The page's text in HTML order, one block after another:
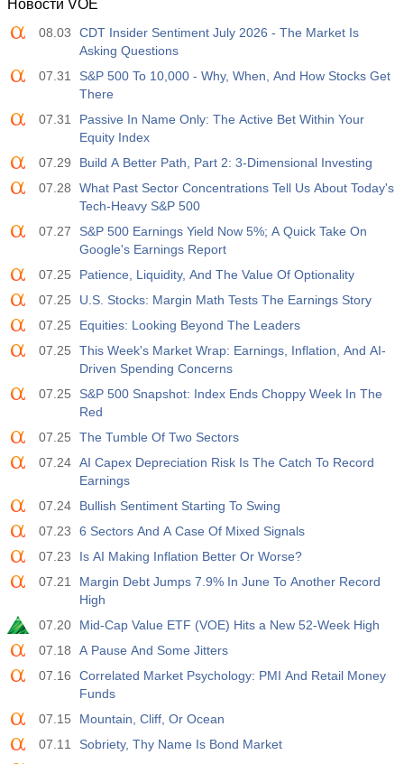
Новости VOE
08.03
CDT Insider Sentiment July 2026 - The Market Is
Asking Questions
07.31
S&P 500 To 10,000 - Why, When, And How Stocks Get
There
07.31
Passive In Name Only: The Active Bet Within Your
Equity Index
07.29
Build A Better Path, Part 2: 3-Dimensional Investing
07.28
What Past Sector Concentrations Tell Us About Today's
Tech-Heavy S&P 500
07.27
S&P 500 Earnings Yield Now 5%; A Quick Take On
Google's Earnings Report
07.25
Patience, Liquidity, And The Value Of Optionality
07.25
U.S. Stocks: Margin Math Tests The Earnings Story
07.25
Equities: Looking Beyond The Leaders
07.25
This Week's Market Wrap: Earnings, Inflation, And AI-
Driven Spending Concerns
07.25
S&P 500 Snapshot: Index Ends Choppy Week In The
Red
07.25
The Tumble Of Two Sectors
07.24 AI Capex Depreciation Risk Is The Catch To Record
Earnings
07.24
Bullish Sentiment Starting To Swing
07.23
6 Sectors And A Case Of Mixed Signals
07.23
Is AI Making Inflation Better Or Worse?
07.21
Margin Debt Jumps 7.9% In June To Another Record
High
07.20
Mid-Cap Value ETF (VOE) Hits a New 52-Week High
07.18
A Pause And Some Jitters
07.16
Correlated Market Psychology: PMI And Retail Money
Funds
07.15
Mountain, Cliff, Or Ocean
07.11
Sobriety, Thy Name Is Bond Market